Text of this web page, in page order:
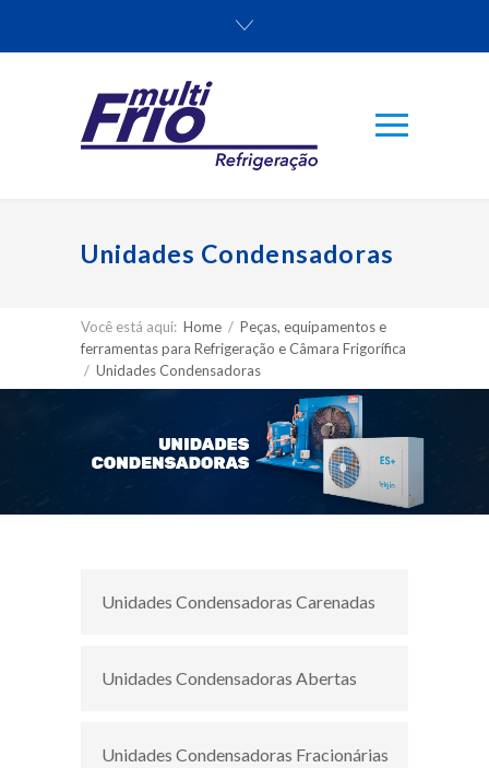
Unidades Condensadoras
Você está aqui: Home / Peças, equipamentos e
ferramentas para Refrigeração e Câmara Frigorífica
/ Unidades Condensadoras
Unidades Condensadoras Carenadas
Unidades Condensadoras Abertas
Unidades Condensadoras Fracionárias